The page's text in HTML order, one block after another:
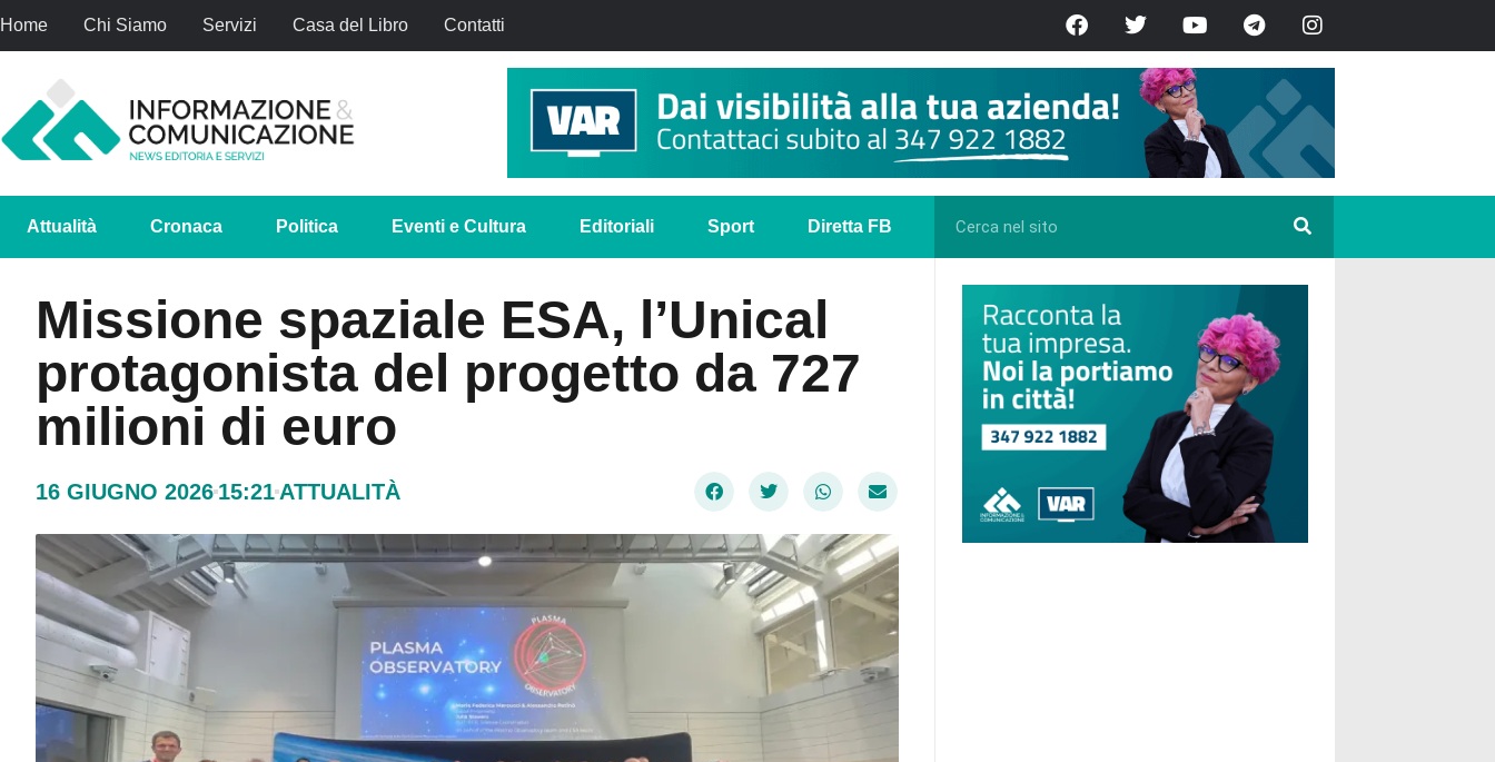
Home Chi Siamo Servizi Casa del Libro Contatti
Attualità Cronaca Politica Eventi e Cultura Editoriali Sport Diretta FB
Missione spaziale ESA, l’Unical
protagonista del progetto da 727
milioni di euro
16 GIUGNO 2026 15:21 ATTUALITÀ